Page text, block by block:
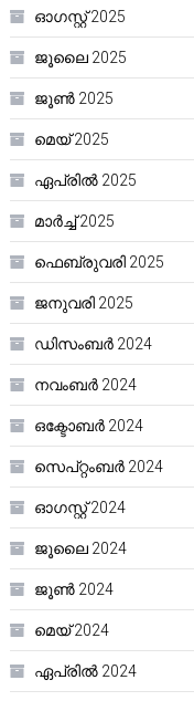
ഓഗസ്റ്റ്‌ 2025
ജൂലൈ 2025
ജൂൺ 2025
മെയ്‌ 2025
ഏപ്രിൽ 2025
മാർച്ച്‌ 2025
ഫെബ്രുവരി 2025
ജനുവരി 2025
ഡിസംബർ 2024
നവംബർ 2024
ഒക്ടോബർ 2024
സെപ്റ്റംബർ 2024
ഓഗസ്റ്റ്‌ 2024
ജൂലൈ 2024
ജൂൺ 2024
മെയ്‌ 2024
ഏപ്രിൽ 2024